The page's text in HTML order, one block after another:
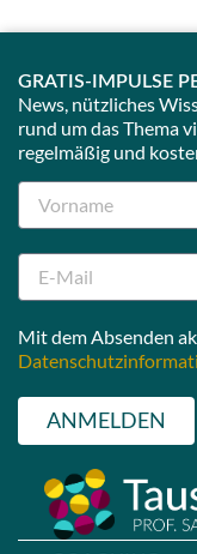
GRATIS-IMPULSE
News, nützliches
rund um das Thema
regelmäßig und
Mit dem Absenden
ANMELDEN